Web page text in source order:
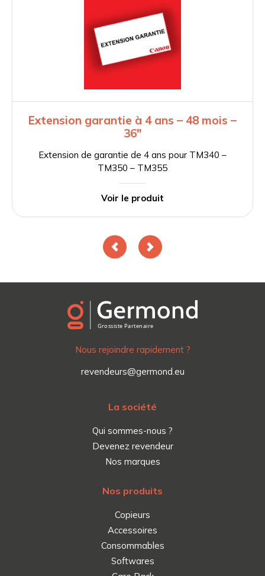
Extension garantie à 4 ans – 48 mois –
36″
Extension de garantie de 4 ans pour TM340 –
TM350 – TM355
Voir le produit
Nous rejoindre rapidement ?
revendeurs@germond.eu
La société
Qui sommes-nous ?
Devenez revendeur
Nos marques
Nos produits
Copieurs
Accessoires
Consommables
Softwares